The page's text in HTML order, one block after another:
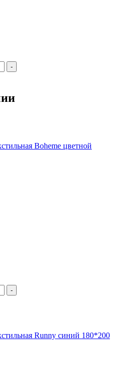
-
Boheme цветной
-
Runny синий 180*200